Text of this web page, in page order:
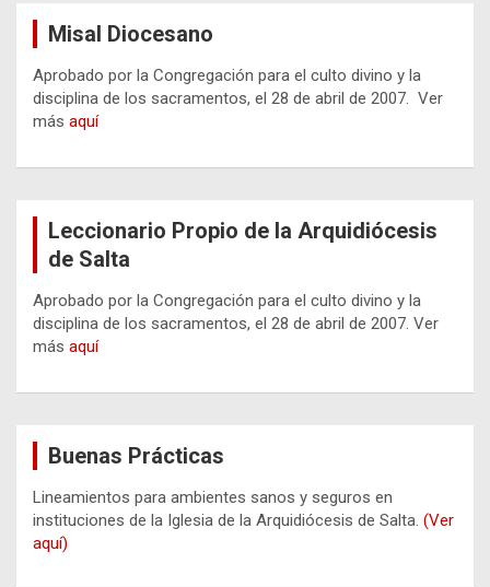
Misal Diocesano
Aprobado por la Congregación para el culto divino y la
disciplina de los sacramentos, el 28 de abril de 2007. Ver
más aquí
Leccionario Propio de la Arquidiócesis
de Salta
Aprobado por la Congregación para el culto divino y la
disciplina de los sacramentos, el 28 de abril de 2007. Ver
más aquí
Buenas Prácticas
Lineamientos para ambientes sanos y seguros en
instituciones de la Iglesia de la Arquidiócesis de Salta. (Ver
aquí)